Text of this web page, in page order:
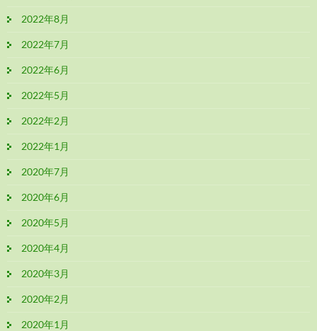
2022年8月
2022年7月
2022年6月
2022年5月
2022年2月
2022年1月
2020年7月
2020年6月
2020年5月
2020年4月
2020年3月
2020年2月
2020年1月